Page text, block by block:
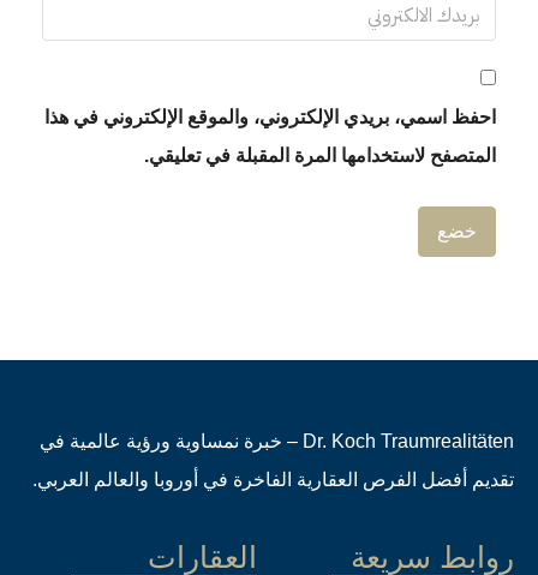
احفظ اسمي، بريدي الإلكتروني، والموقع الإلكتروني في هذا
المتصفح لاستخدامها المرة المقبلة في تعليقي.
Dr. Koch Traumrealitäten – خبرة نمساوية ورؤية عالمية في
تقديم أفضل الفرص العقارية الفاخرة في أوروبا والعالم العربي.
روابط سريعة العقارات